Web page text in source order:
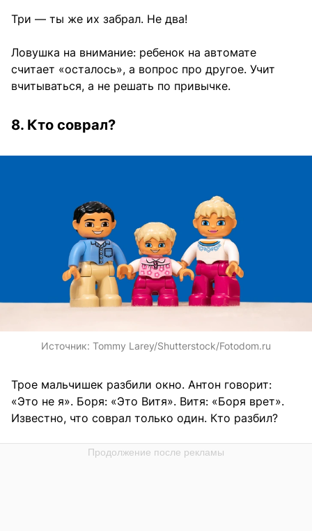
Три — ты же их забрал. Не два!
Ловушка на внимание: ребенок на автомате
считает «осталось», а вопрос про другое. Учит
вчитываться, а не решать по привычке.
8. Кто соврал?
Источник: Tommy Larey/Shutterstock/Fotodom.ru
Трое мальчишек разбили окно. Антон говорит:
«Это не я». Боря: «Это Витя». Витя: «Боря врет».
Известно, что соврал только один. Кто разбил?